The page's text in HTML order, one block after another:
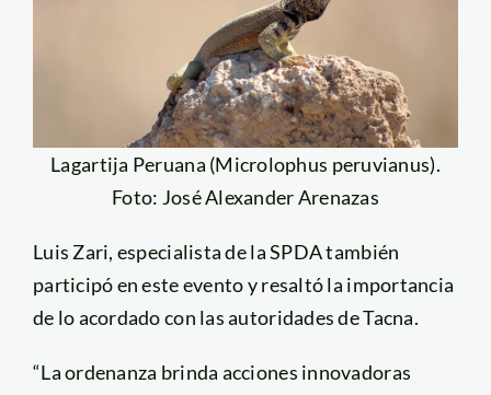
Lagartija Peruana (Microlophus peruvianus).
Foto: José Alexander Arenazas
Luis Zari, especialista de la SPDA también
participó en este evento y resaltó la importancia
de lo acordado con las autoridades de Tacna.
“La ordenanza brinda acciones innovadoras